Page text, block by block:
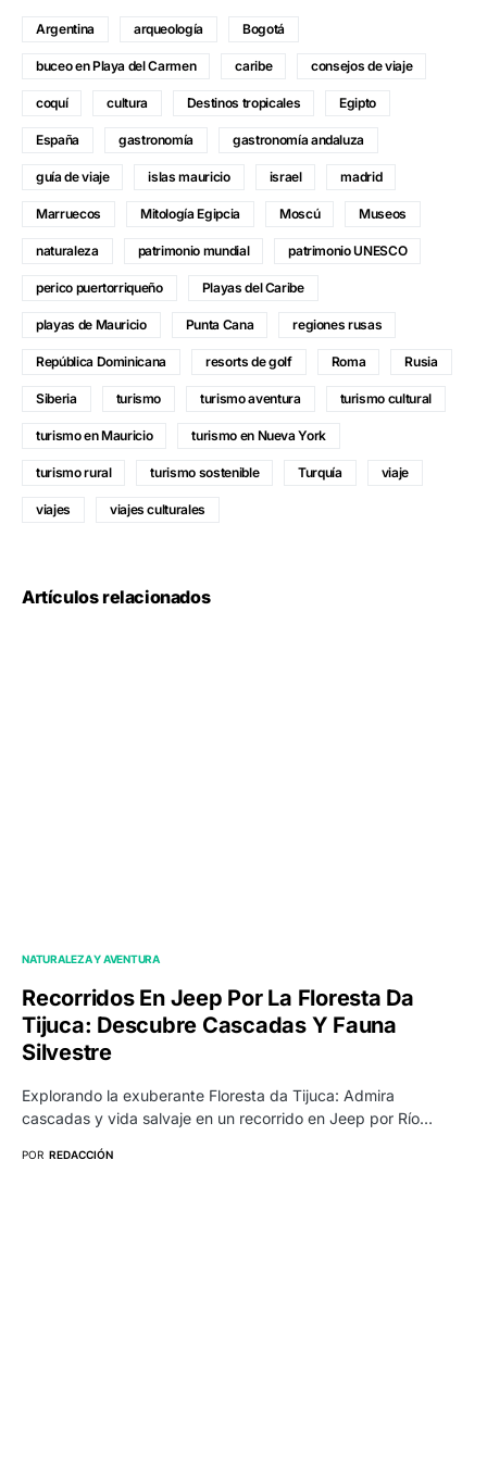
Argentina arqueología Bogotá
buceo en Playa del Carmen caribe consejos de viaje
coquí cultura Destinos tropicales Egipto
España gastronomía gastronomía andaluza
guía de viaje islas mauricio israel madrid
Marruecos Mitología Egipcia Moscú Museos
naturaleza patrimonio mundial patrimonio UNESCO
perico puertorriqueño Playas del Caribe
playas de Mauricio Punta Cana regiones rusas
República Dominicana resorts de golf Roma Rusia
Siberia turismo turismo aventura turismo cultural
turismo en Mauricio turismo en Nueva York
turismo rural turismo sostenible Turquía viaje
viajes viajes culturales
Artículos relacionados
NATURALEZA Y AVENTURA
Recorridos En Jeep Por La Floresta Da
Tijuca: Descubre Cascadas Y Fauna
Silvestre
Explorando la exuberante Floresta da Tijuca: Admira
cascadas y vida salvaje en un recorrido en Jeep por Río…
POR REDACCIÓN